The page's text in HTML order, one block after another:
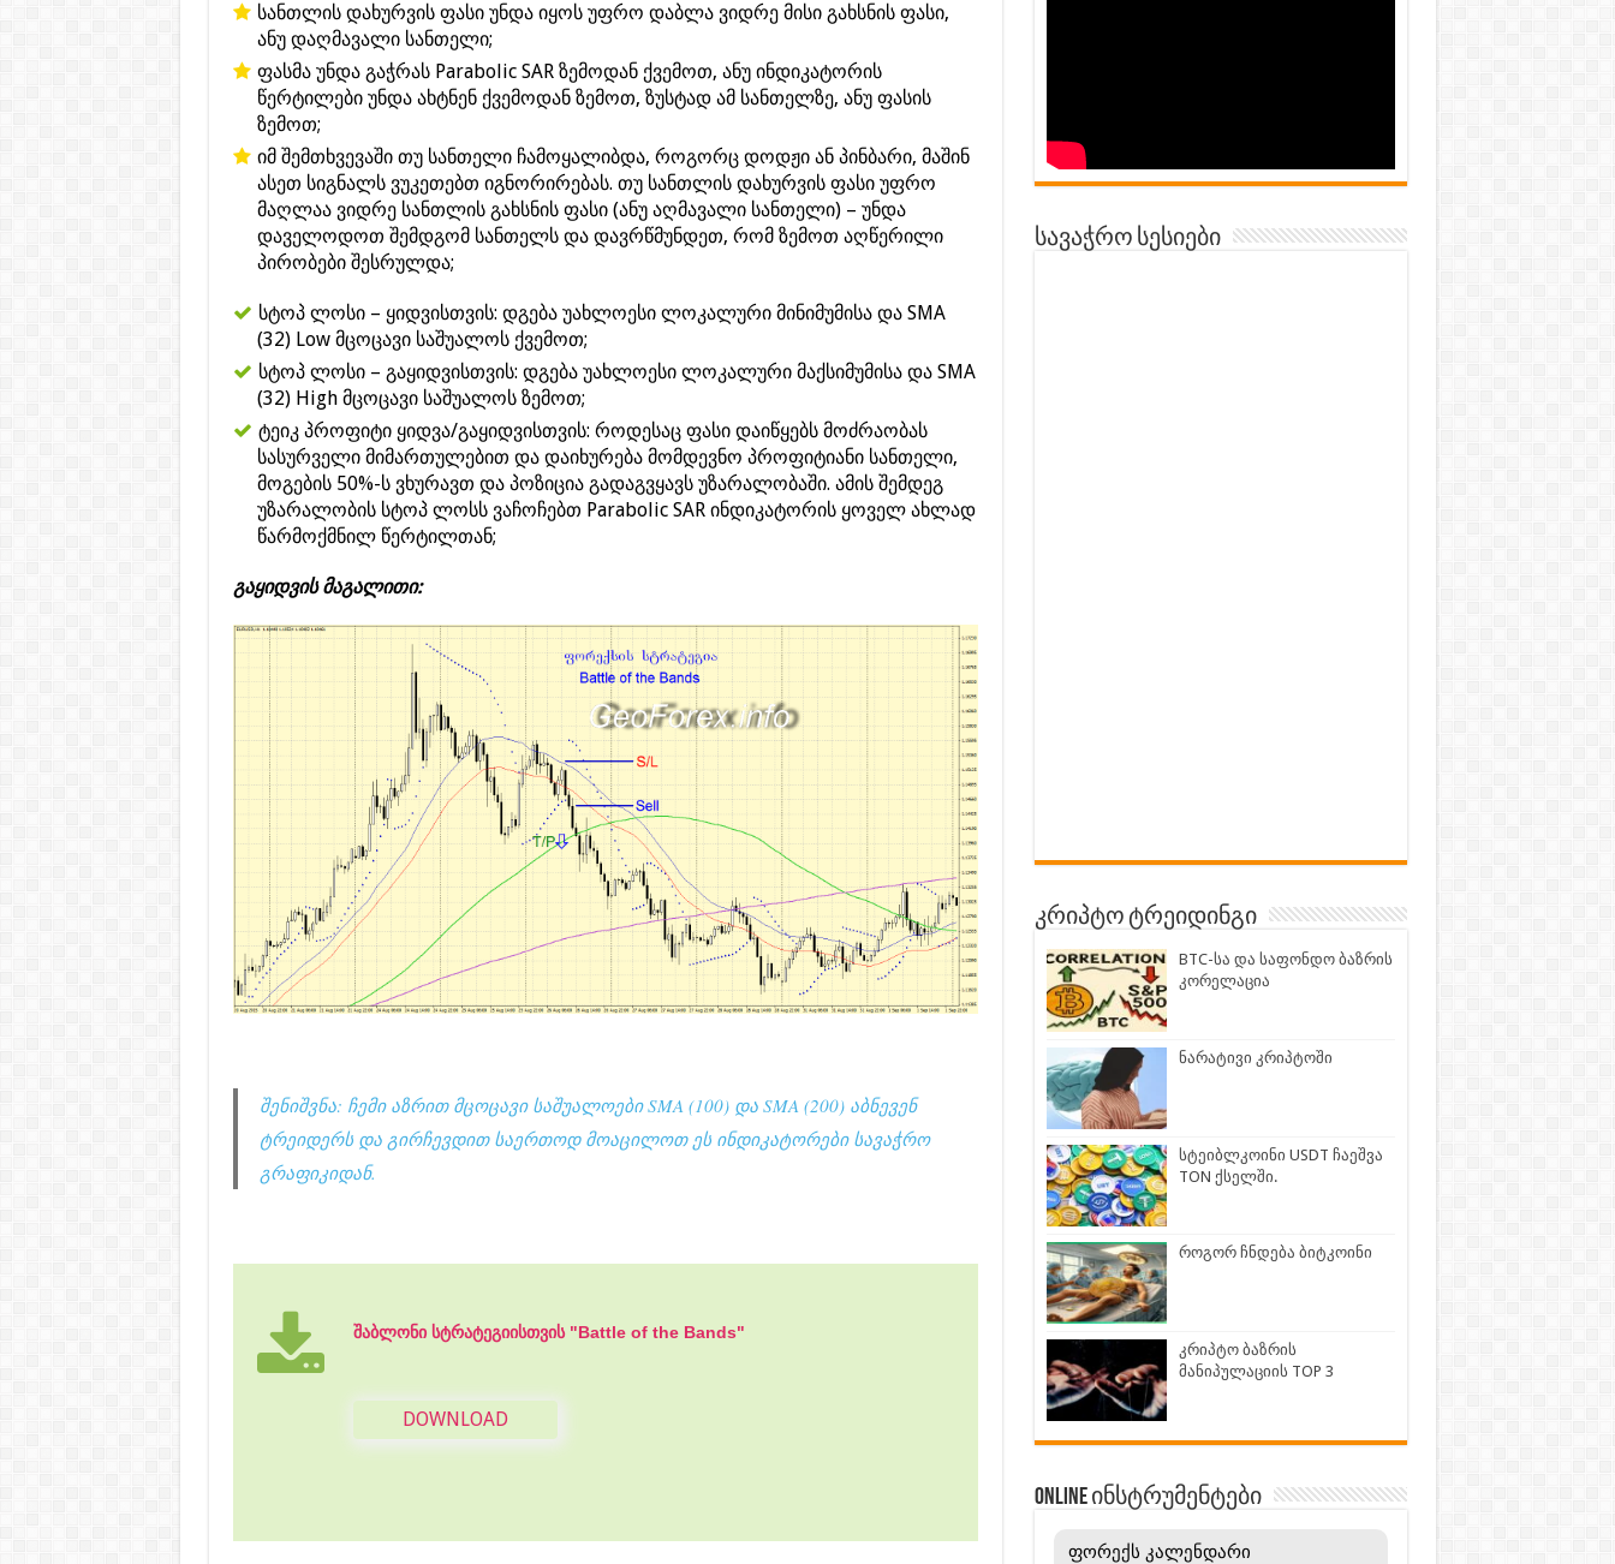
სანთლის დახურვის ფასი უნდა იყოს უფრო დაბლა ვიდრე მისი გახსნის ფასი,
ანუ დაღმავალი სანთელი;
ფასმა უნდა გაჭრას Parabolic SAR ზემოდან ქვემოთ, ანუ ინდიკატორის
წერტილები უნდა ახტნენ ქვემოდან ზემოთ, ზუსტად ამ სანთელზე, ანუ ფასის
ზემოთ;
იმ შემთხვევაში თუ სანთელი ჩამოყალიბდა, როგორც დოდჟი ან პინბარი, მაშინ
ასეთ სიგნალს ვუკეთებთ იგნორირებას. თუ სანთლის დახურვის ფასი უფრო
მაღლაა ვიდრე სანთლის გახსნის ფასი (ანუ აღმავალი სანთელი) – უნდა
დაველოდოთ შემდგომ სანთელს და დავრწმუნდეთ, რომ ზემოთ აღწერილი
პირობები შესრულდა;
სტოპ ლოსი – ყიდვისთვის: დგება უახლოესი ლოკალური მინიმუმისა და SMA
(32) Low მცოცავი საშუალოს ქვემოთ;
სტოპ ლოსი – გაყიდვისთვის: დგება უახლოესი ლოკალური მაქსიმუმისა და SMA
(32) High მცოცავი საშუალოს ზემოთ;
ტეიკ პროფიტი ყიდვა/გაყიდვისთვის: როდესაც ფასი დაიწყებს მოძრაობას
სასურველი მიმართულებით და დაიხურება მომდევნო პროფიტიანი სანთელი,
მოგების 50%-ს ვხურავთ და პოზიცია გადაგვყავს უზარალობაში. ამის შემდეგ
უზარალობის სტოპ ლოსს ვაჩოჩებთ Parabolic SAR ინდიკატორის ყოველ ახლად
წარმოქმნილ წერტილთან;
გაყიდვის მაგალითი:
შენიშვნა: ჩემი აზრით მცოცავი საშუალოები SMA (100) და SMA (200) აბნევენ
ტრეიდერს და გირჩევდით საერთოდ მოაცილოთ ეს ინდიკატორები სავაჭრო
გრაფიკიდან.
შაბლონი სტრატეგიისთვის "Battle of the Bands"
DOWNLOAD
სავაჭრო სესიები
კრიპტო ტრეიდინგი
BTC-სა და საფონდო ბაზრის
კორელაცია
ნარატივი კრიპტოში
სტეიბლკოინი USDT ჩაეშვა
TON ქსელში.
როგორ ჩნდება ბიტკოინი
კრიპტო ბაზრის
მანიპულაციის TOP 3
ONLINE ინსტრუმენტები
ფორექს კალენდარი